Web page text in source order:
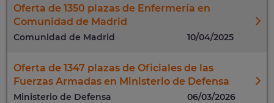
Oferta de 1350 plazas de Enfermería en
Comunidad de Madrid
Comunidad de Madrid 10/04/2025
Oferta de 1347 plazas de Oficiales de las
Fuerzas Armadas en Ministerio de Defensa
Ministerio de Defensa 06/03/2026